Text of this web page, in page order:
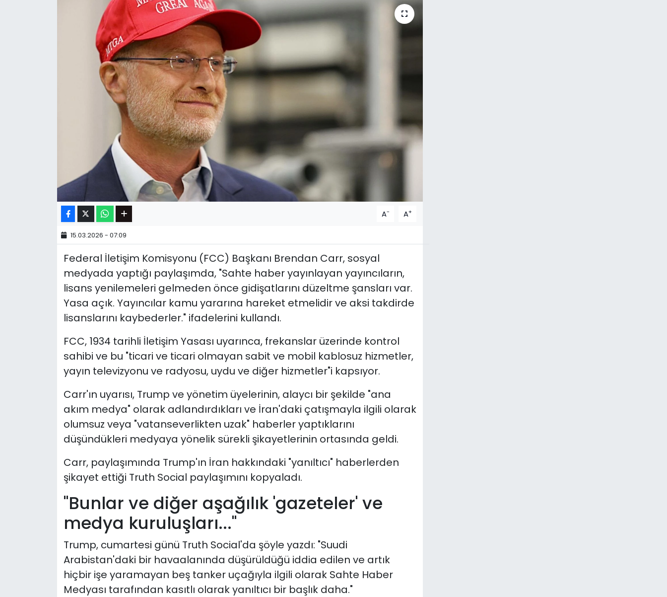
A- A+
15.03.2026 - 07:09
Federal İletişim Komisyonu (FCC) Başkanı Brendan Carr, sosyal
medyada yaptığı paylaşımda, "Sahte haber yayınlayan yayıncıların,
lisans yenilemeleri gelmeden önce gidişatlarını düzeltme şansları var.
Yasa açık. Yayıncılar kamu yararına hareket etmelidir ve aksi takdirde
lisanslarını kaybederler." ifadelerini kullandı.
FCC, 1934 tarihli İletişim Yasası uyarınca, frekanslar üzerinde kontrol
sahibi ve bu "ticari ve ticari olmayan sabit ve mobil kablosuz hizmetler,
yayın televizyonu ve radyosu, uydu ve diğer hizmetler"i kapsıyor.
Carr'ın uyarısı, Trump ve yönetim üyelerinin, alaycı bir şekilde "ana
akım medya" olarak adlandırdıkları ve İran'daki çatışmayla ilgili olarak
olumsuz veya "vatanseverlikten uzak" haberler yaptıklarını
düşündükleri medyaya yönelik sürekli şikayetlerinin ortasında geldi.
Carr, paylaşımında Trump'ın İran hakkındaki "yanıltıcı" haberlerden
şikayet ettiği Truth Social paylaşımını kopyaladı.
"Bunlar ve diğer aşağılık 'gazeteler' ve
medya kuruluşları..."
Trump, cumartesi günü Truth Social'da şöyle yazdı: "Suudi
Arabistan'daki bir havaalanında düşürüldüğü iddia edilen ve artık
hiçbir işe yaramayan beş tanker uçağıyla ilgili olarak Sahte Haber
Medyası tarafından kasıtlı olarak yanıltıcı bir başlık daha."